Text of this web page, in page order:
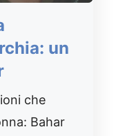
un
che
Bahar